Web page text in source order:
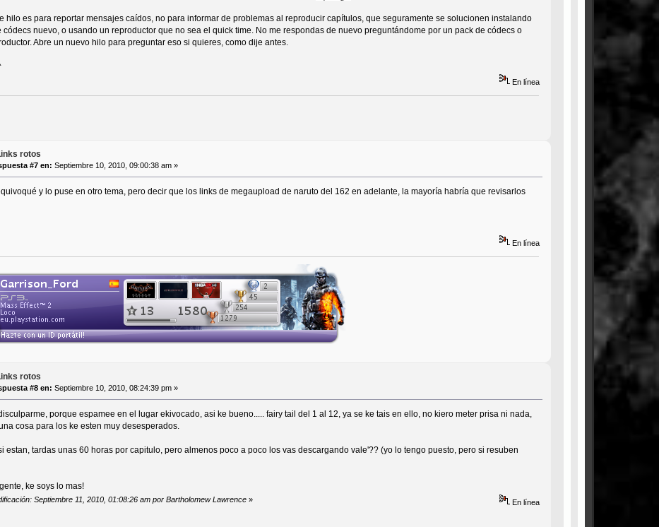
hilo es para reportar mensajes caídos, no para informar de problemas al reproducir capítulos, que seguramente se solucionen instalando
códecs nuevo, o usando un reproductor que no sea el quick time. No me respondas de nuevo preguntándome por un pack de códecs o
Abre un nuevo hilo para preguntar eso si quieres, como dije antes.
En línea
rotos
#7 en: Septiembre 10, 2010, 09:00:38 am »
y lo puse en otro tema, pero decir que los links de megaupload de naruto del 162 en adelante, la mayoría habría que revisarlos
En línea
rotos
#8 en: Septiembre 10, 2010, 08:24:39 pm »
porque espamee en el lugar ekivocado, asi ke bueno..... fairy tail del 1 al 12, ya se ke tais en ello, no kiero meter prisa ni nada,
cosa para los ke esten muy desesperados.
estan, tardas unas 60 horas por capitulo, pero almenos poco a poco los vas descargando vale'?? (yo lo tengo puesto, pero si resuben
ke soys lo mas!
Septiembre 11, 2010, 01:08:26 am por Bartholomew Lawrence» En línea